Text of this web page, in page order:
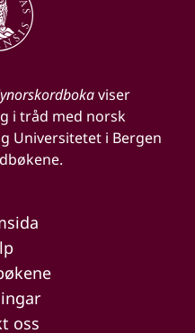
viser
i tråd med norsk
Universitetet i Bergen
oss